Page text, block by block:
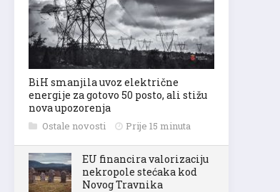
BiH smanjila uvoz električne
energije za gotovo 50 posto, ali stižu
nova upozorenja
Ostale novosti Prije 15 minuta
EU financira valorizaciju
nekropole stećaka kod
Novog Travnika